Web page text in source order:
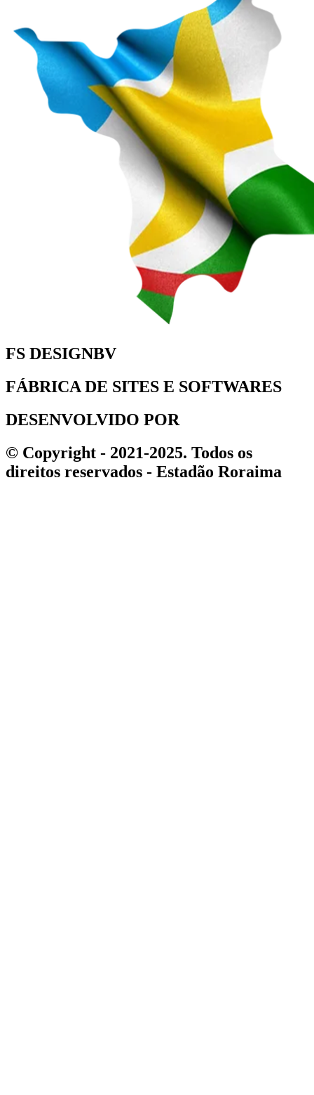
FS DESIGNBV
FÁBRICA DE SITES E SOFTWARES
DESENVOLVIDO POR
© Copyright - 2021-2025. Todos os
direitos reservados - Estadão Roraima